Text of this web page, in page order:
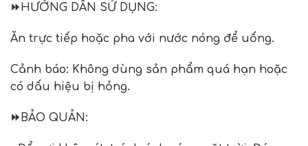
⏩HƯỚNG DẪN SỬ DỤNG:
Ăn trực tiếp hoặc pha với nước nóng để uống.
Cảnh báo: Không dùng sản phẩm quá hạn hoặc
có dấu hiệu bị hỏng.
⏩BẢO QUẢN :